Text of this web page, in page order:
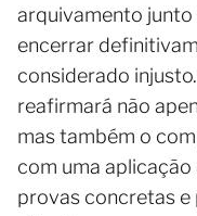
arquivamento junto
encerrar
considerado
reafirmará não
mas também o
com uma
provas concretas